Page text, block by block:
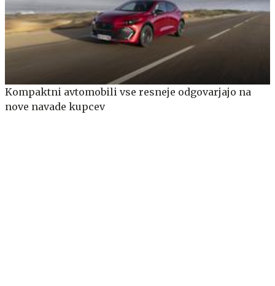
Kompaktni avtomobili vse resneje odgovarjajo na
nove navade kupcev